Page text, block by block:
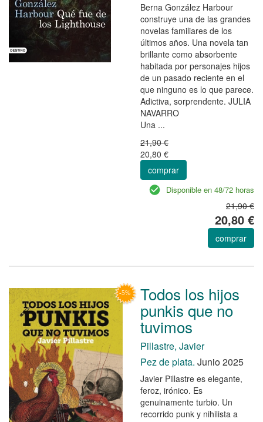
Berna González Harbour
construye una de las grandes
novelas familiares de los
últimos años. Una novela tan
brillante como absorbente
habitada por personajes hijos
de un pasado reciente en el
que ninguno es lo que parece.
Adictiva, sorprendente. JULIA
NAVARRO
Una ...
21,90 €
20,80 €
comprar
Disponible en 48/72 horas
21,90 €
20,80 €
comprar
Todos los hijos
punkis que no
tuvimos
Pillastre, Javier
Pez de plata. Junio 2025
Javier Pillastre es elegante,
feroz, irónico. Es
genuinamente turbio. Un
recorrido punk y nihilista a